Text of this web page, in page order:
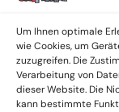
Um Ihnen optimale
wie Cookies, um
zuzugreifen. Die
Verarbeitung von
dieser Website. Die
kann bestimmte
unserer Online-
Wir bieten eine
sammelwürdigen
Vinyl, CD und
Sowohl neue als